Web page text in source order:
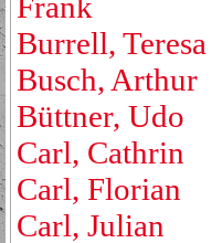
Burrell, Teresa
Busch, Arthur
Büttner, Udo
Carl, Cathrin
Carl, Florian
Carl, Julian